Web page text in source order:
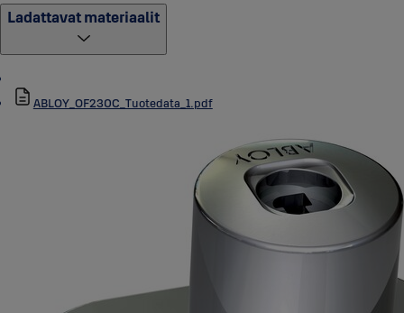
Ladattavat materiaalit
ABLOY_OF230C_Tuotedata_1.pdf